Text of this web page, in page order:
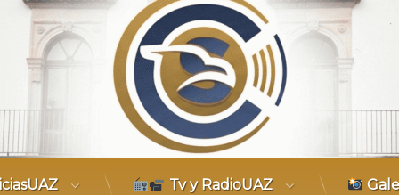
Tv y RadioUAZ